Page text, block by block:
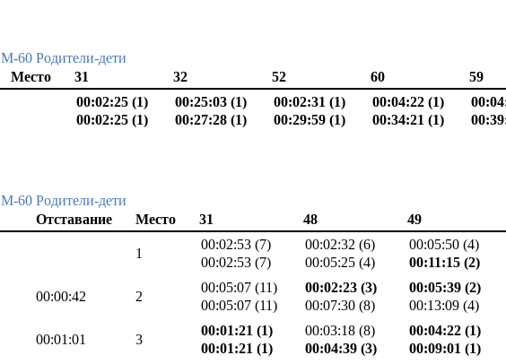
М-60 Родители-дети
Место 31 32 52 60 59
00:02:25 (1)
00:02:25 (1)
00:25:03 (1)
00:27:28 (1)
00:02:31 (1)
00:29:59 (1)
00:04:22 (1)
00:34:21 (1)
М-60 Родители-дети
Отставание Место 31 48 49
1
00:02:53 (7)
00:02:53 (7)
00:02:32 (6)
00:05:25 (4)
00:05:50 (4)
00:11:15 (2)
00:00:42 2
00:05:07 (11)
00:05:07 (11)
00:02:23 (3)
00:07:30 (8)
00:05:39 (2)
00:13:09 (4)
00:01:01 3
00:01:21 (1)
00:01:21 (1)
00:03:18 (8)
00:04:39 (3)
00:04:22 (1)
00:09:01 (1)